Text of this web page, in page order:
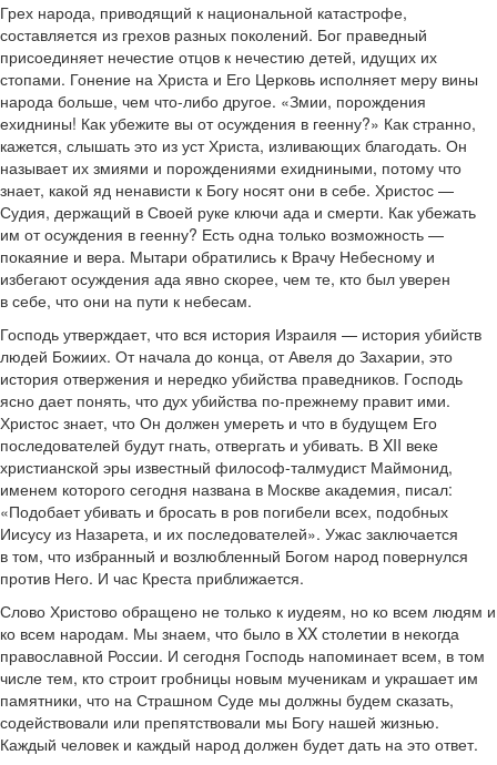
Грех народа, приводящий к национальной катастрофе,
составляется из грехов разных поколений. Бог праведный
присоединяет нечестие отцов к нечестию детей, идущих их
стопами. Гонение на Христа и Его Церковь исполняет меру вины
народа больше, чем что-либо другое. «Змии, порождения
ехиднины! Как убежите вы от осуждения в геенну?» Как странно,
кажется, слышать это из уст Христа, изливающих благодать. Он
называет их змиями и порождениями ехидниными, потому что
знает, какой яд ненависти к Богу носят они в себе. Христос —
Судия, держащий в Своей руке ключи ада и смерти. Как убежать
им от осуждения в геенну? Есть одна только возможность —
покаяние и вера. Мытари обратились к Врачу Небесному и
избегают осуждения ада явно скорее, чем те, кто был уверен
в себе, что они на пути к небесам.
Господь утверждает, что вся история Израиля — история убийств
людей Божиих. От начала до конца, от Авеля до Захарии, это
история отвержения и нередко убийства праведников. Господь
ясно дает понять, что дух убийства по-прежнему правит ими.
Христос знает, что Он должен умереть и что в будущем Его
последователей будут гнать, отвергать и убивать. В XII веке
христианской эры известный философ-талмудист Маймонид,
именем которого сегодня названа в Москве академия, писал:
«Подобает убивать и бросать в ров погибели всех, подобных
Иисусу из Назарета, и их последователей». Ужас заключается
в том, что избранный и возлюбленный Богом народ повернулся
против Него. И час Креста приближается.
Слово Христово обращено не только к иудеям, но ко всем людям и
ко всем народам. Мы знаем, что было в XX столетии в некогда
православной России. И сегодня Господь напоминает всем, в том
числе тем, кто строит гробницы новым мученикам и украшает им
памятники, что на Страшном Суде мы должны будем сказать,
содействовали или препятствовали мы Богу нашей жизнью.
Каждый человек и каждый народ должен будет дать на это ответ.